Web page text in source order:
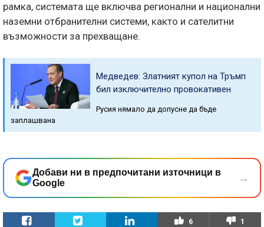
рамка, системата ще включва регионални и национални
наземни отбранителни системи, както и сателитни
възможности за прехващане.
Медведев: Златният купол на Тръмп
бил изключително провокативен
Русия нямало да допусне да бъде
заплашвана
Добави ни в предпочитани източници в
Google
→
6 1